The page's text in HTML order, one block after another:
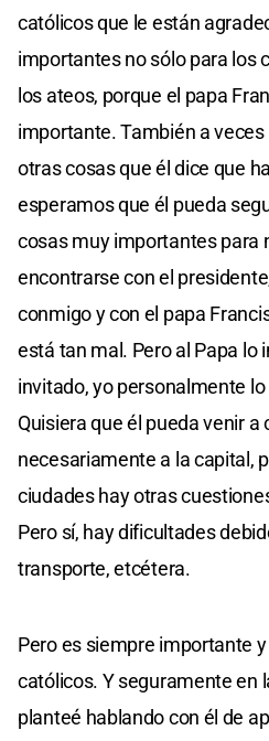
católicos que le están
importantes no sólo para los
los ateos, porque el papa
importante. También a
otras cosas que él dice que
esperamos que él pueda
cosas muy importantes para
encontrarse con el
conmigo y con el papa
está tan mal. Pero al Papa lo
invitado, yo personalmente
Quisiera que él pueda venir a
necesariamente a la capital,
ciudades hay otras
Pero sí, hay dificultades
transporte, etcétera.
Pero es siempre importante
católicos. Y seguramente en
planteé hablando con él de